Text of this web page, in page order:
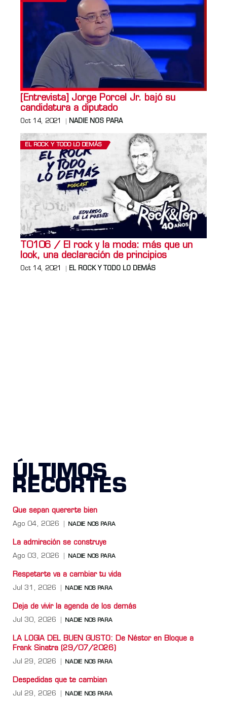
[Entrevista] Jorge Porcel Jr. bajó su
candidatura a diputado
Oct 14, 2021 NADIE NOS PARA
EL ROCK Y TODO LO DEMÁS
T0106 / El rock y la moda: más que un
look, una declaración de principios
Oct 14, 2021 EL ROCK Y TODO LO DEMÁS
ÚLTIMOS
RECORTES
Que sepan quererte bien
Ago 04, 2026 NADIE NOS PARA
La admiración se construye
Ago 03, 2026 NADIE NOS PARA
Respetarte va a cambiar tu vida
Jul 31, 2026 NADIE NOS PARA
Deja de vivir la agenda de los demás
Jul 30, 2026 NADIE NOS PARA
LA LOGIA DEL BUEN GUSTO: De Néstor en Bloque a
Frank Sinatra (29/07/2026)
Jul 29, 2026 NADIE NOS PARA
Despedidas que te cambian
Jul 29, 2026 NADIE NOS PARA